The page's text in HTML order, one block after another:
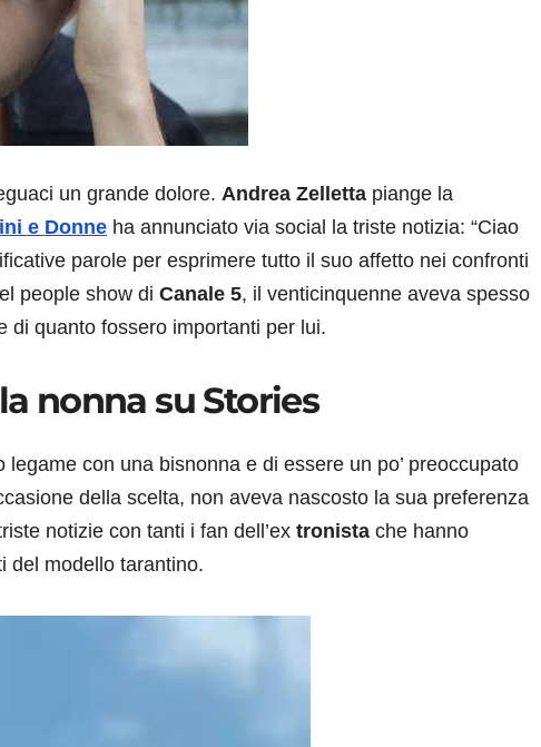
un grande dolore. Andrea Zelletta piange la
e Donne ha annunciato via social la triste notizia: “Ciao
parole per esprimere tutto il suo affetto nei confronti
people show di Canale 5, il venticinquenne aveva spesso
di quanto fossero importanti per lui.
nonna su Stories
con una bisnonna e di essere un po’ preoccupato
della scelta, non aveva nascosto la sua preferenza
notizie con tanti i fan dell’ex tronista che hanno
del modello tarantino.